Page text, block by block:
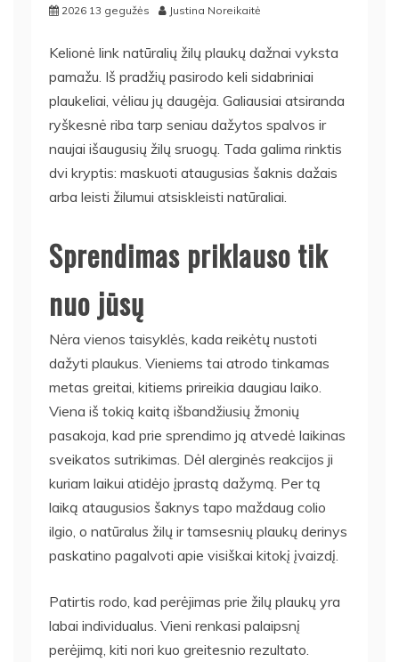
2026 13 gegužės Justina Noreikaitė
Kelionė link natūralių žilų plaukų dažnai vyksta
pamažu. Iš pradžių pasirodo keli sidabriniai
plaukeliai, vėliau jų daugėja. Galiausiai atsiranda
ryškesnė riba tarp seniau dažytos spalvos ir
naujai išaugusių žilų sruogų. Tada galima rinktis
dvi kryptis: maskuoti ataugusias šaknis dažais
arba leisti žilumui atsiskleisti natūraliai.
Sprendimas priklauso tik
nuo jūsų
Nėra vienos taisyklės, kada reikėtų nustoti
dažyti plaukus. Vieniems tai atrodo tinkamas
metas greitai, kitiems prireikia daugiau laiko.
Viena iš tokią kaitą išbandžiusių žmonių
pasakoja, kad prie sprendimo ją atvedė laikinas
sveikatos sutrikimas. Dėl alerginės reakcijos ji
kuriam laikui atidėjo įprastą dažymą. Per tą
laiką ataugusios šaknys tapo maždaug colio
ilgio, o natūralus žilų ir tamsesnių plaukų derinys
paskatino pagalvoti apie visiškai kitokį įvaizdį.
Patirtis rodo, kad perėjimas prie žilų plaukų yra
labai individualus. Vieni renkasi palaipsnį
perėjimą, kiti nori kuo greitesnio rezultato.